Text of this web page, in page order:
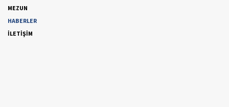
MEZUN
HABERLER
İLETİŞİM